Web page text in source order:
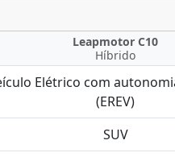
Leapmotor C10
Híbrido
Elétrico com
(EREV)
SUV